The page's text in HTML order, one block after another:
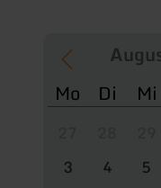
Mo Di Mi
3
4 5